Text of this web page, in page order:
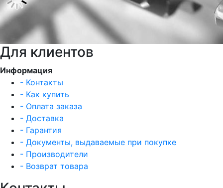
Для клиентов
Информация
- Контакты
- Как купить
- Оплата заказа
- Доставка
- Гарантия
- Документы, выдаваемые при покупке
- Производители
- Возврат товара